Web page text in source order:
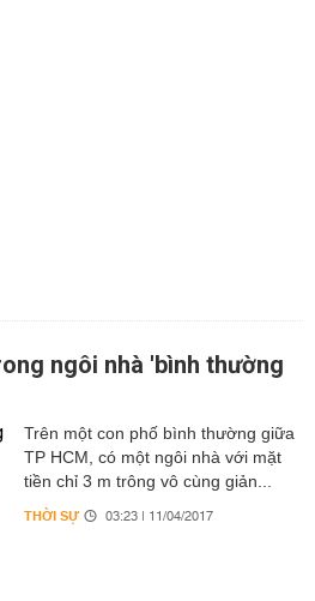
ngôi nhà 'bình thường
Trên một con phố bình thường giữa
TP HCM, có một ngôi nhà với mặt
tiền chỉ 3 m trông vô cùng giản...
THỜI SỰ 03:23 | 11/04/2017